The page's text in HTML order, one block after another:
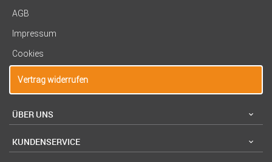
AGB
Impressum
Cookies
Vertrag widerrufen
ÜBER UNS
KUNDENSERVICE